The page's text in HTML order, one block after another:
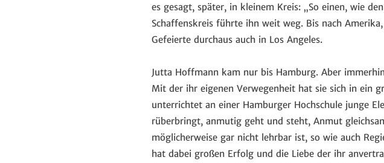
es gesagt, später, in kleinem Kreis: „So einen, wie
Schaffenskreis führte ihn weit weg. Bis nach
Gefeierte durchaus auch in Los Angeles.
Jutta Hoffmann kam nur bis Hamburg. Aber
Mit der ihr eigenen Verwegenheit hat sie sich in ein
unterrichtet an einer Hamburger Hochschule junge
rüberbringt, anmutig geht und steht, Anmut
möglicherweise gar nicht lehrbar ist, so wie auch
hat dabei großen Erfolg und die Liebe der ihr